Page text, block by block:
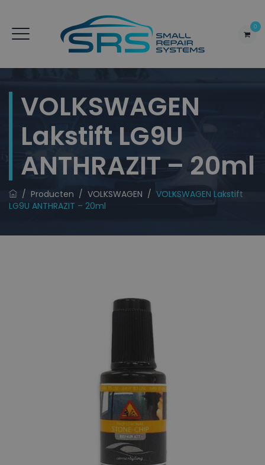
0
VOLKSWAGEN
Lakstift LG9U
ANTHRAZIT – 20ml
/ Producten / VOLKSWAGEN / VOLKSWAGEN Lakstift
LG9U ANTHRAZIT – 20ml